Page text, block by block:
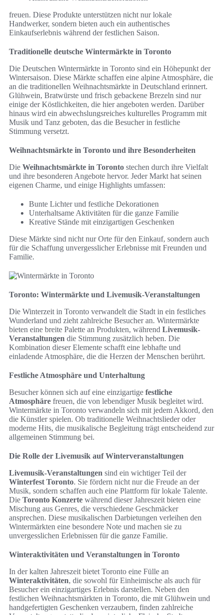
freuen. Diese Produkte unterstützen nicht nur lokale
Handwerker, sondern bieten auch ein authentisches
Einkaufserlebnis während der festlichen Saison.
Traditionelle deutsche Wintermärkte in Toronto
Die Deutschen Wintermärkte in Toronto sind ein Höhepunkt der
Wintersaison. Diese Märkte schaffen eine alpine Atmosphäre, die
an die traditionellen Weihnachtsmärkte in Deutschland erinnert.
Glühwein, Bratwürste und frisch gebackene Brezeln sind nur
einige der Köstlichkeiten, die hier angeboten werden. Darüber
hinaus wird ein abwechslungsreiches kulturelles Programm mit
Musik und Tanz geboten, das die Besucher in festliche
Stimmung versetzt.
Weihnachtsmärkte in Toronto und ihre Besonderheiten
Die Weihnachtsmärkte in Toronto stechen durch ihre Vielfalt
und ihre besonderen Angebote hervor. Jeder Markt hat seinen
eigenen Charme, und einige Highlights umfassen:
Bunte Lichter und festliche Dekorationen
Unterhaltsame Aktivitäten für die ganze Familie
Kreative Stände mit einzigartigen Geschenken
Diese Märkte sind nicht nur Orte für den Einkauf, sondern auch
für die Schaffung unvergesslicher Erlebnisse mit Freunden und
Familie.
Toronto: Wintermärkte und Livemusik-Veranstaltungen
Die Winterzeit in Toronto verwandelt die Stadt in ein festliches
Wunderland und zieht zahlreiche Besucher an. Wintermärkte
bieten eine breite Palette an Produkten, während Livemusik-
Veranstaltungen die Stimmung zusätzlich heben. Die
Kombination dieser Elemente schafft eine lebhafte und
einladende Atmosphäre, die die Herzen der Menschen berührt.
Festliche Atmosphäre und Unterhaltung
Besucher können sich auf eine einzigartige festliche
Atmosphäre freuen, die von lebendiger Musik begleitet wird.
Wintermärkte in Toronto verwandeln sich mit jedem Akkord, den
die Künstler spielen. Ob traditionelle Weihnachtslieder oder
moderne Hits, die musikalische Begleitung trägt entscheidend zur
allgemeinen Stimmung bei.
Die Rolle der Livemusik auf Winterveranstaltungen
Livemusik-Veranstaltungen sind ein wichtiger Teil der
Winterfest Toronto. Sie fördern nicht nur die Freude an der
Musik, sondern schaffen auch eine Plattform für lokale Talente.
Die Toronto Konzerte während dieser Jahreszeit bieten eine
Mischung aus Genres, die verschiedene Geschmäcker
ansprechen. Diese musikalischen Darbietungen verleihen den
Wintermärkten eine besondere Note und machen sie zu
unvergesslichen Erlebnissen für die ganze Familie.
Winteraktivitäten und Veranstaltungen in Toronto
In der kalten Jahreszeit bietet Toronto eine Fülle an
Winteraktivitäten, die sowohl für Einheimische als auch für
Besucher ein einzigartiges Erlebnis darstellen. Neben den
festlichen Weihnachtsmärkten in Toronto, die mit Glühwein und
handgefertigten Geschenken verzaubern, finden zahlreiche